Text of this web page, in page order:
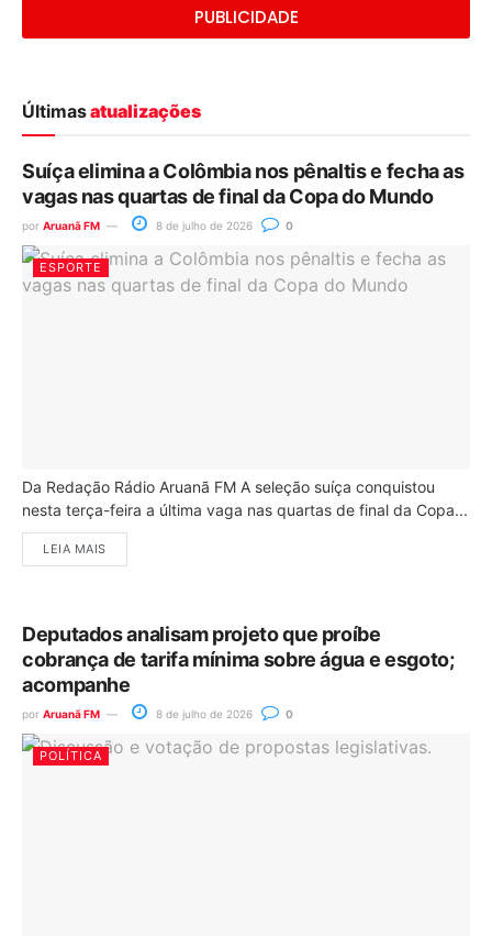
PUBLICIDADE
Últimasatualizações
Suíça elimina a Colômbia nos pênaltis e fecha as
vagas nas quartas de final da Copa do Mundo
por Aruanã FM 8 de julho de 2026 0
ESPORTE
Da Redação Rádio Aruanã FM A seleção suíça conquistou
nesta terça-feira a última vaga nas quartas de final da Copa...
LEIA MAIS
Deputados analisam projeto que proíbe
cobrança de tarifa mínima sobre água e esgoto;
acompanhe
por Aruanã FM 8 de julho de 2026 0
POLÍTICA